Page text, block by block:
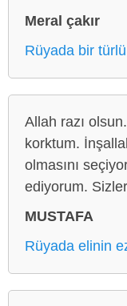
Meral çakır
Rüyada bir
Allah razı
korktum.
olmasını
ediyorum.
MUSTAFA
Rüyada elinin